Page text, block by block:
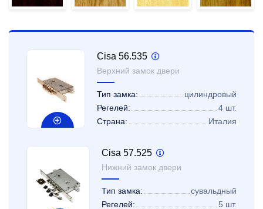
Cisa 56.535
Верхний замок двери
Тип замка:
цилиндровый
Регелей:
4 шт.
Страна:
Италия
Cisa 57.525
Нижний замок двери
Тип замка:
сувальдный
Регелей:
5 шт.